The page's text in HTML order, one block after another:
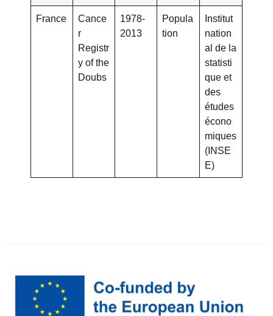
France
Cance
r
Registr
y of the
Doubs
1978-
2013
Popula
tion
Institut
nation
al de la
statisti
que et
des
études
écono
miques
(INSE
E)